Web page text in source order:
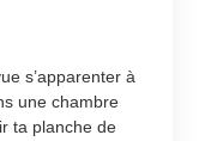
s’apparenter à
une chambre
ta planche de